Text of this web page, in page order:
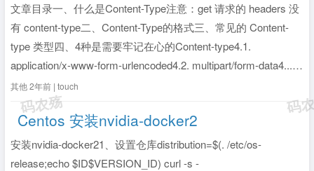
文章目录一、什么是Content-Type注意：get 请求的 headers 没
有 content-type二、Content-Type的格式三、常见的 Content-
type 类型四、4种是需要牢记在心的Content-type4.1.
application/x-www-form-urlencoded4.2. multipart/form-data4...
全文》
其他2年前 | touch
Centos 安装nvidia-docker2
安装nvidia-docker21、设置仓库distribution=$(. /etc/os-
release;echo $ID$VERSION_ID) curl -s -